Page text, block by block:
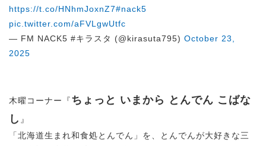
https://t.co/HNhmJoxnZ7#nack5
pic.twitter.com/aFVLgwUtfc
— FM NACK5 #キラスタ (@kirasuta795) October 23,
2025
木曜コーナー『ちょっと いまから とんでん こばな
し 』
「北海道生まれ和食処とんでん」を、とんでんが大好きな三